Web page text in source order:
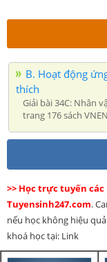
B. Hoạt động
thích
Giải bài 34C: Nhân
trang 176 sách
>> Học trực tuyến
Tuyensinh247.com.
nếu học không hiệu
khoá học tại: Link